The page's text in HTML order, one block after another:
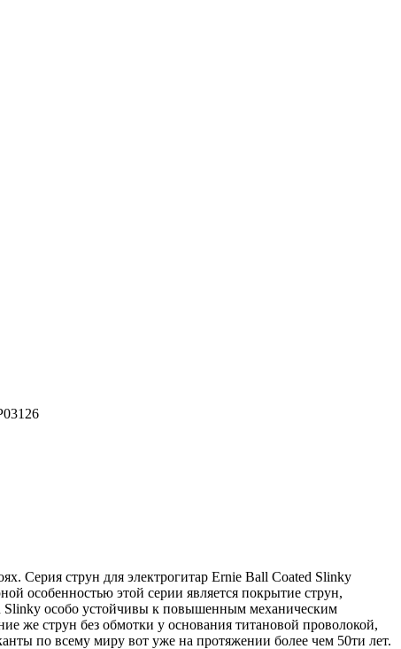
Серия струн для электрогитар Ernie Ball Coated Slinky
особенностью этой серии является покрытие струн,
Slinky особо устойчивы к повышенным механическим
же струн без обмотки у основания титановой проволокой,
по всему миру вот уже на протяжении более чем 50ти лет.